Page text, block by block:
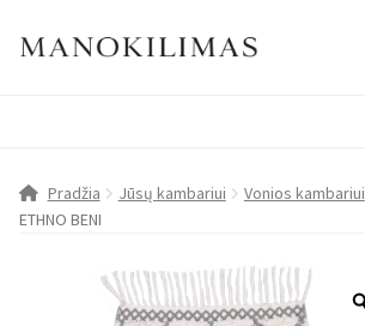
Pradžia Jūsų kambariui Vonios kambariui
ETHNO BENI